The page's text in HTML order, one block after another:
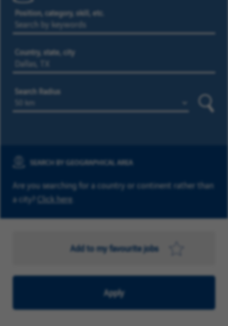
Position, category, skill, etc.
Country, state, city
Search Radius
SEARCH BY GEOGRAPHICAL AREA
Are you searching for a country or continent rather than
a city? Click here
Add to my favourite jobs
Apply